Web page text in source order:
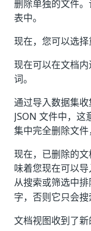
删除单独的文件
表中。
现在，您可以选择
现在可以在文档
词。
通过导入数据集
JSON 文件中，
集中完全删除文件
现在，已删除的
味着您现在可以
从搜索或筛选中
字，否则它只会搜
文档视图收到了新